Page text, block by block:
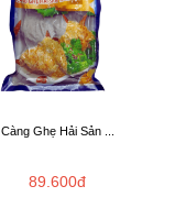
Càng Ghẹ Hải Sản ...
89.600đ